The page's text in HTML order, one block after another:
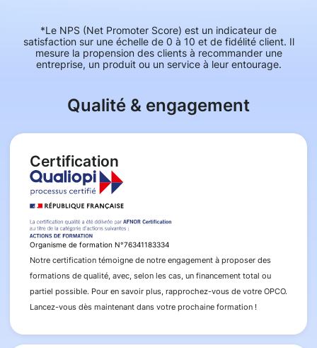
*Le NPS (Net Promoter Score) est un indicateur de
satisfaction sur une échelle de 0 à 10 et de fidélité client. Il
mesure la propension des clients à recommander une
entreprise, un produit ou un service à leur entourage.
Qualité & engagement
Certification
Organisme de formation N°76341183334
Notre certification témoigne de notre engagement à proposer des
formations de qualité, avec, selon les cas, un financement total ou
partiel possible. Pour en savoir plus, rapprochez-vous de votre OPCO.
Lancez-vous dès maintenant dans votre prochaine formation !